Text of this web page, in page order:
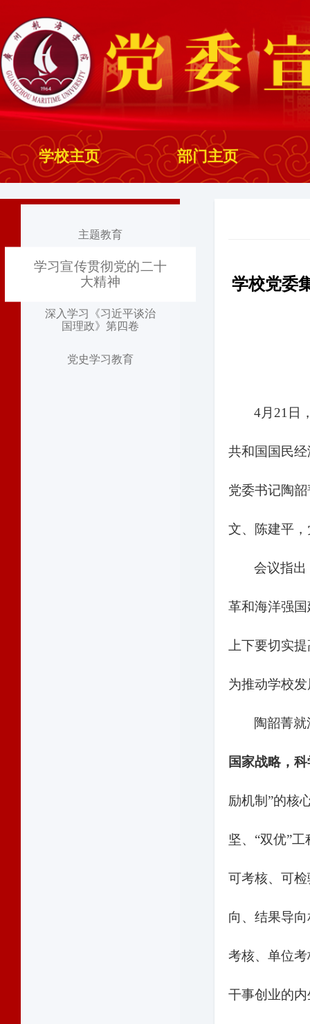
学校主页 部门主页
主题教育
学习宣传贯彻党的二十
大精神
深入学习《习近平谈治
国理政》第四卷
党史学习教育
学校党委
4月21日
共和国国民
党委书记陶
文、陈建平
会议指出
革和海洋强
上下要切实
为推动学校
陶韶菁
国家战略，
励机制”的核
坚、“双优”
可考核、可
向、结果导
考核、单位
干事创业的